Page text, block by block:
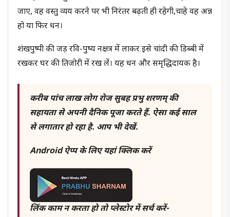
जाए, वह वस्तु व्यय करने पर भी निरंतर बढ़ती ही रहेगी,चाहे वह अन्न
हो या फिर धन।
शंखपुष्पी की जड़ रवि-पुष्य नक्षत्र में लाकर इसे चांदी की डिब्बी में
रखकर घर की तिजोरी में रख लें। यह धन और समृद्धिदायक है।
करीब पांच लाख लोग रोज सुबह प्रभु शरणम् की
सहायता से अपनी दैनिक पूजा करते हैं. ऐसा कई साल
से लगातार हो रहा है. आप भी देखें.
Android ऐप्प के लिए यहां क्लिक करें
लिंक काम न करता हो तो प्लेस्टोर में सर्च करें-